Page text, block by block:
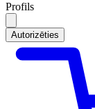
Profils
Autorizēties